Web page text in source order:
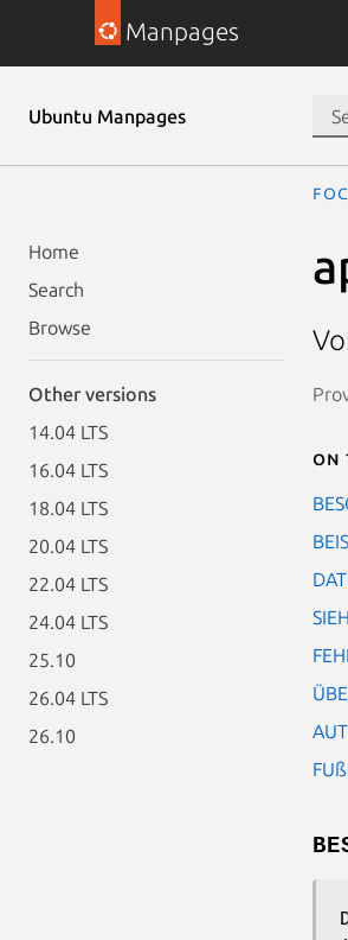
Manpages
Ubuntu Manpages
Home
Search
Browse
Other versions
14.04 LTS
16.04 LTS
18.04 LTS
20.04 LTS
22.04 LTS
24.04 LTS
25.10
26.04 LTS
26.10
On